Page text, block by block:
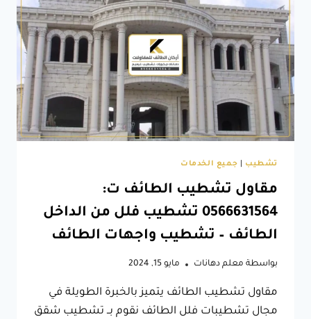
تشطيب جميع الخدمات
مقاول تشطيب الطائف ت:
0566631564 تشطيب فلل من الداخل
الطائف – تشطيب واجهات الطائف
بواسطة معلم دهانات مايو 15, 2024
مقاول تشطيب الطائف يتميز بالخبرة الطويلة في
مجال تشطيبات فلل الطائف نقوم بــ تشطيب شقق